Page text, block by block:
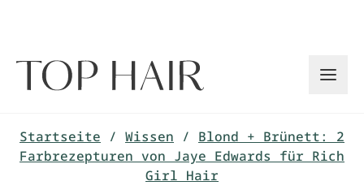
Startseite / Wissen / Blond + Brünett: 2
Farbrezepturen von Jaye Edwards für Rich
Girl Hair